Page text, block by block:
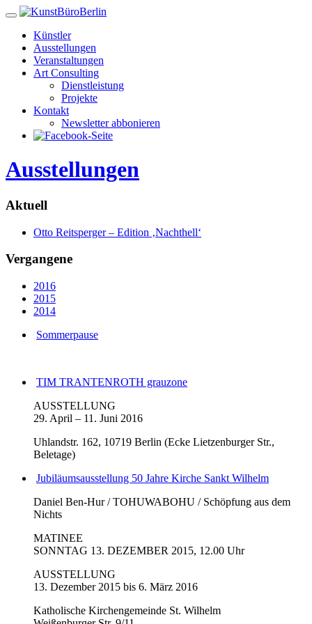
Künstler
Ausstellungen
Veranstaltungen
Art Consulting
Dienstleistung
Projekte
Kontakt
Newsletter abbonieren
Ausstellungen
Aktuell
Otto Reitsperger – Edition ‚Nachthell‘
Vergangene
2016
2015
2014
Sommerpause
TIM TRANTENROTH grauzone
AUSSTELLUNG
29. April – 11. Juni 2016
Uhlandstr. 162, 10719 Berlin (Ecke Lietzenburger Str.,
Beletage)
Jubiläumsausstellung 50 Jahre Kirche Sankt Wilhelm
Daniel Ben-Hur / TOHUWABOHU / Schöpfung aus dem
Nichts
MATINEE
SONNTAG 13. DEZEMBER 2015, 12.00 Uhr
AUSSTELLUNG
13. Dezember 2015 bis 6. März 2016
Katholische Kirchengemeinde St. Wilhelm